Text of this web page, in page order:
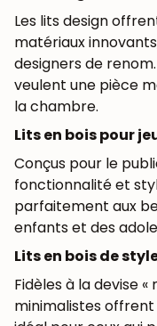
Les lits design
matériaux
designers de
veulent une pièce
la chambre.
Lits en bois pour
Conçus pour le
fonctionnalité et
parfaitement aux
enfants et des
Lits en bois de
Fidèles à la devise «
minimalistes